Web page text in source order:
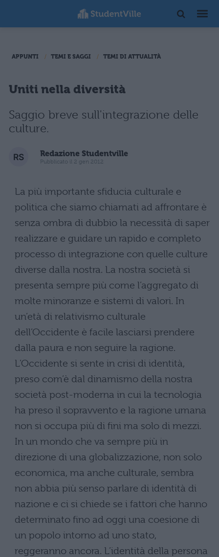
APPUNTI TEMI E SAGGI TEMI DI ATTUALITÀ
Uniti nella diversità
Saggio breve sull'integrazione delle
culture.
Redazione Studentville
Pubblicato il 2 gen 2012
La più importante sfiducia culturale e
politica che siamo chiamati ad affrontare è
senza ombra di dubbio la necessità di saper
realizzare e guidare un rapido e completo
processo di integrazione con quelle culture
diverse dalla nostra. La nostra società si
presenta sempre più come l’aggregato di
molte minoranze e sistemi di valori. In
un’età di relativismo culturale
dell’Occidente è facile lasciarsi prendere
dalla paura e non seguire la ragione.
L’Occidente si sente in crisi di identità,
preso com’è dal dinamismo della nostra
società post-moderna in cui la tecnologia
ha preso il sopravvento e la ragione umana
non si occupa più di fini ma solo di mezzi.
In un mondo che va sempre più in
direzione di una globalizzazione, non solo
economica, ma anche culturale, sembra
non abbia più senso parlare di identità di
nazione e ci si chiede se i fattori che hanno
determinato fino ad oggi una coesione di
un popolo intorno ad uno stato,
reggeranno ancora. L’identità della persona